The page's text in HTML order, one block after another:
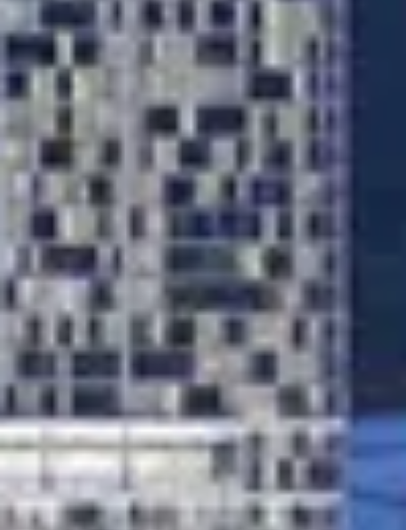
شراء
إيجار
بيع
قيد الإنشاء